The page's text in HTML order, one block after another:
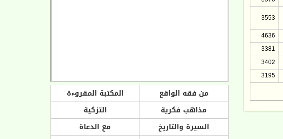
3553
4636
3381
3402
3195
من فقه الواقع
المكتبة المقروءة
مذاهب فكرية
التزكية
السيرة والتاريخ
مع الدعاة